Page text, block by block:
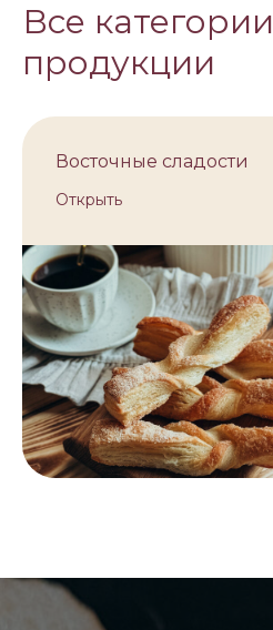
Все категории
продукции
Восточные сладости
Открыть